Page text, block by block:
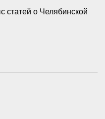
статей о Челябинской